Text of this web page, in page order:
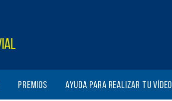
Premios Ayuda para realizar tu vídeo